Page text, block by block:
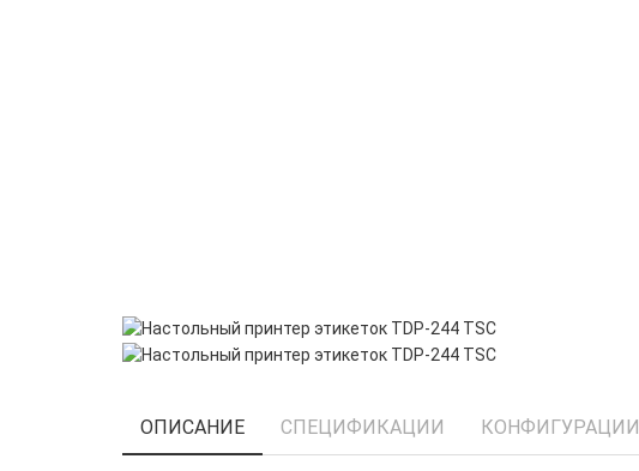
ОПИСАНИЕ СПЕЦИФИКАЦИИ КОНФИГУРАЦИИ